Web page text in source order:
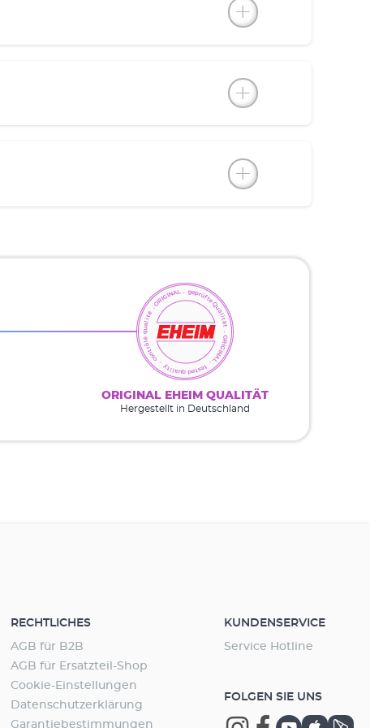
ORIGINAL EHEIM QUALITÄT
Hergestellt in Deutschland
RECHTLICHES
AGB für B2B
AGB für Ersatzteil-Shop
Cookie-Einstellungen
Datenschutzerklärung
Garantiebestimmungen
KUNDENSERVICE
Service Hotline
FOLGEN SIE UNS